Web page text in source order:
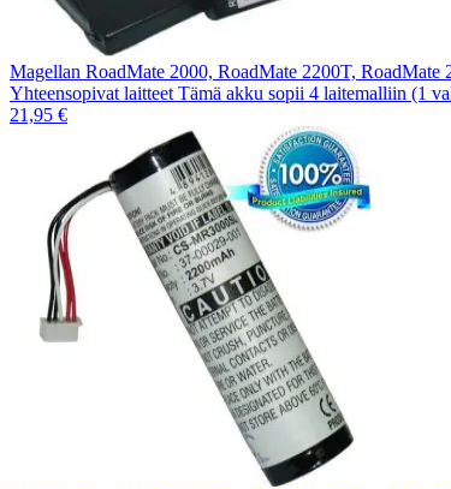
Magellan RoadMate 2000, RoadMate 2200T, RoadMate
Yhteensopivat laitteet Tämä akku sopii 4 laitemalliin (1
21,95 €